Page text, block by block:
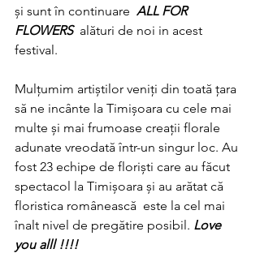
și sunt în continuare ALL FOR
FLOWERS
  alături de noi in acest
festival.
Mulțumim artiștilor veniți din toată țara
să ne incânte la Timișoara cu cele mai
multe și mai frumoase creații florale
adunate vreodată într-un singur loc. Au
fost 23 echipe de floriști care au făcut
spectacol la Timișoara și au arătat că
floristica românească  este la cel mai
înalt nivel de pregătire posibil. Love
you alll !!!!